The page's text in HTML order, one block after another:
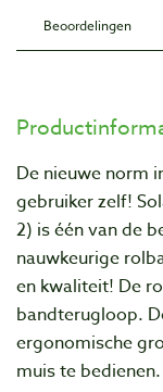
Beoordelingen
De nieuwe norm
gebruiker zelf!
2) is één van de
nauwkeurige
en kwaliteit! De
bandterugloop.
ergonomische
muis te bedienen.